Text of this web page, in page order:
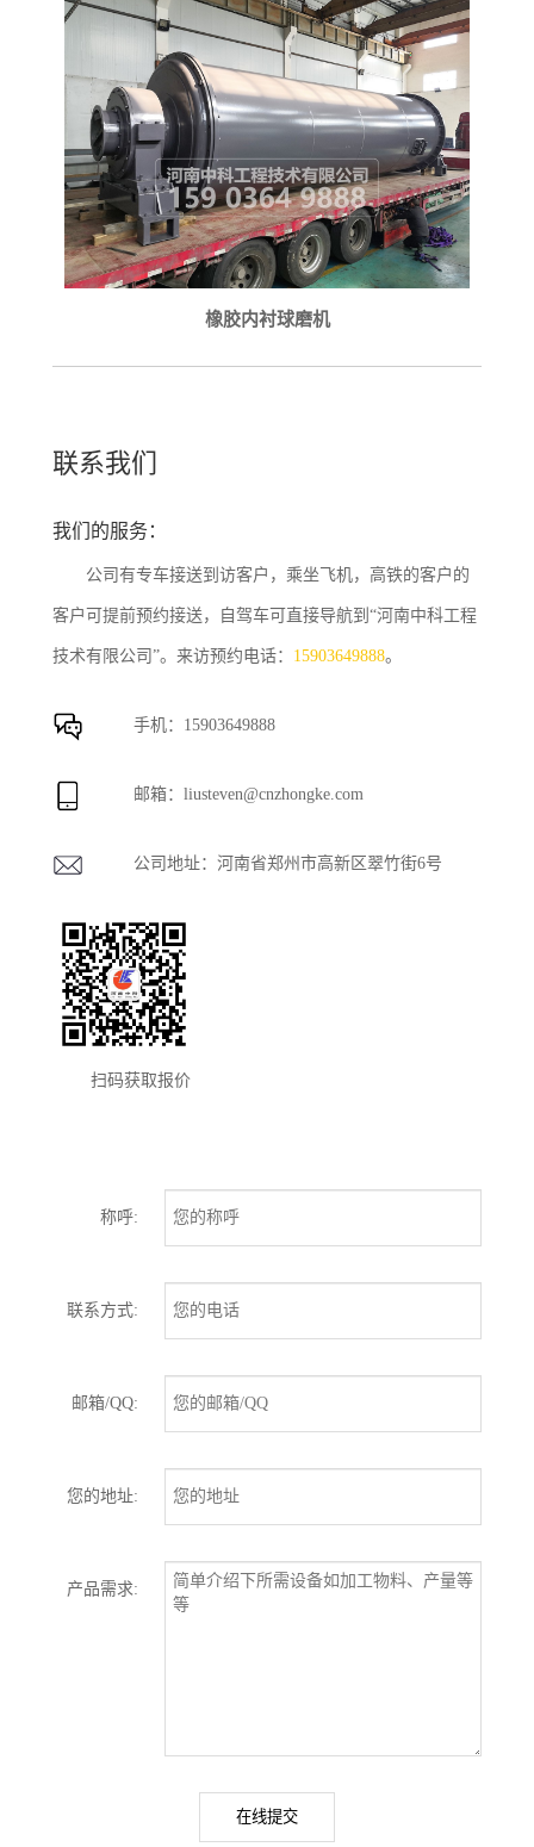
橡胶内衬球磨机
联系我们
我们的服务：
公司有专车接送到访客户，乘坐飞机，高铁的客户的
客户可提前预约接送，自驾车可直接导航到“河南中科工程
技术有限公司”。来访预约电话： 15903649888。
手机： 15903649888
邮箱： liusteven@cnzhongke.com
公司地址：河南省郑州市高新区翠竹街6号
扫码获取报价
称呼:
联系方式:
邮箱/QQ:
您的地址:
产品需求:
在线提交